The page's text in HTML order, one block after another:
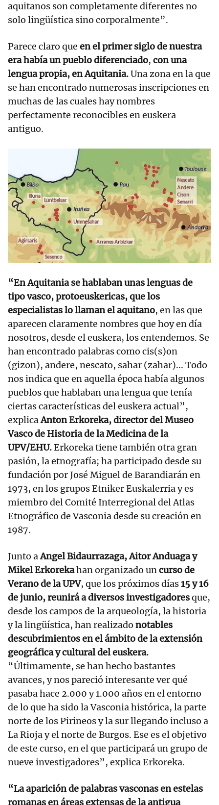
aquitanos son completamente diferentes no
solo lingüística sino corporalmente”.
Parece claro que en el primer siglo de nuestra
era había un pueblo diferenciado, con una
lengua propia, en Aquitania.Una zona en la que
se han encontrado numerosas inscripciones en
muchas de las cuales hay nombres
perfectamente reconocibles en euskera
antiguo.
“En Aquitania se hablaban unas lenguas de
tipo vasco, protoeuskericas, que los
especialistas lo llaman el aquitano, en las que
aparecen claramente nombres que hoy en día
nosotros, desde el euskera, los entendemos. Se
han encontrado palabras como cis(s)on
(gizon), andere, nescato, sahar (zahar)... Todo
nos indica que en aquella época había algunos
pueblos que hablaban una lengua que tenía
ciertas características del euskera actual”,
explicaAnton Erkoreka, director del Museo
Vasco de Historia de la Medicina de la
UPV/EHU.Erkoreka tiene también otra gran
pasión, la etnografía; ha participado desde su
fundación por José Miguel de Barandiarán en
1973, en los grupos Etniker Euskalerria y es
miembro del Comité Interregional del Atlas
Etnográfico de Vasconia desde su creación en
1987.
Junto aAngel Bidaurrazaga, Aitor Anduaga y
Mikel Erkorekahan organizado uncurso de
Verano de la UPV, que los próximos días15 y 16
de junio, reunirá a diversos investigadoresque,
desde los campos de la arqueología, la historia
y la lingüística, han realizado notables
descubrimientos en el ámbito de la extensión
geográfica y cultural del euskera.
“Últimamente, se han hecho bastantes
avances, y nos pareció interesante ver qué
pasaba hace 2.000 y 1.000 años en el entorno
de lo que ha sido la Vasconia histórica, la parte
norte de los Pirineos y la sur llegando incluso a
La Rioja y el norte de Burgos. Ese es el objetivo
de este curso, en el que participará un grupo de
nueve investigadores”, explica Erkoreka.
“La aparición de palabras vasconas en estelas
romanas en áreas extensas de la antigua